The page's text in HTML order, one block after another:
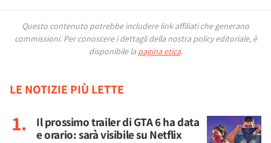
Questo contenuto potrebbe includere link affiliati che generano
commissioni. Per conoscere i dettagli della nostra policy editoriale, è
disponibile la pagina etica.
LE NOTIZIE PIÙ LETTE
Il prossimo trailer di GTA 6 ha data
e orario: sarà visibile su Netflix